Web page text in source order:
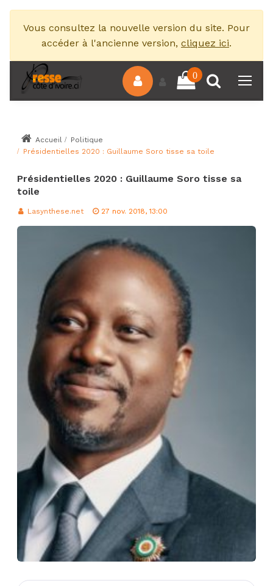
Vous consultez la nouvelle version du site. Pour
accéder à l'ancienne version, cliquez ici.
0
Accueil
Politique
Présidentielles 2020 : Guillaume Soro tisse sa toile
Présidentielles 2020 : Guillaume Soro tisse sa
toile
Lasynthese.net 27 nov. 2018, 13:00